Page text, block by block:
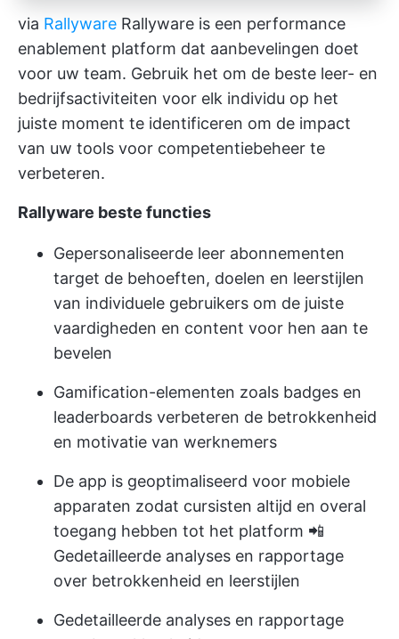
via Rallyware Rallyware is een performance
enablement platform dat aanbevelingen doet
voor uw team. Gebruik het om de beste leer- en
bedrijfsactiviteiten voor elk individu op het
juiste moment te identificeren om de impact
van uw tools voor competentiebeheer te
verbeteren.
Rallyware beste functies
Gepersonaliseerde leer abonnementen
target de behoeften, doelen en leerstijlen
van individuele gebruikers om de juiste
vaardigheden en content voor hen aan te
bevelen
Gamification-elementen zoals badges en
leaderboards verbeteren de betrokkenheid
en motivatie van werknemers
De app is geoptimaliseerd voor mobiele
apparaten zodat cursisten altijd en overal
toegang hebben tot het platform 📲
Gedetailleerde analyses en rapportage
over betrokkenheid en leerstijlen
Gedetailleerde analyses en rapportage